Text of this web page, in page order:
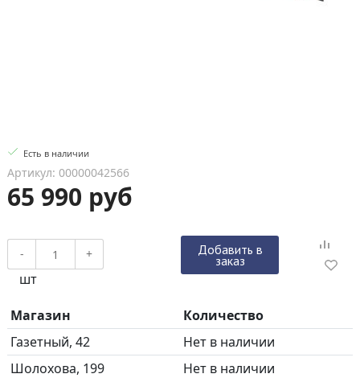
Есть в наличии
Артикул: 00000042566
65 990 руб
- +
шт
Добавить в
заказ
Магазин
Количество
Газетный, 42
Нет в наличии
Шолохова, 199
Нет в наличии